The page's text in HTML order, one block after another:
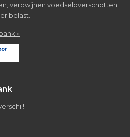
verdwijnen voedseloverschotten
belast.
»about